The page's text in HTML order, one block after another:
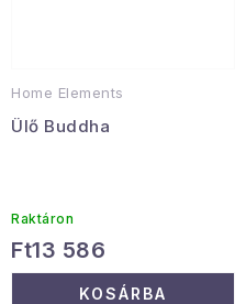
Home Elements
Ülő Buddha
Raktáron
Ft13 586
KOSÁRBA